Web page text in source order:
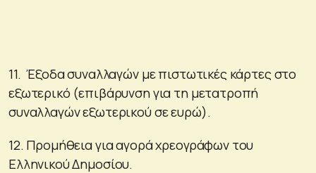
11. Έξοδα συναλλαγών με πιστωτικές κάρτες στο
εξωτερικό (επιβάρυνση για τη μετατροπή
συναλλαγών εξωτερικού σε ευρώ).
12. Προμήθεια για αγορά χρεογράφων του
Ελληνικού Δημοσίου.